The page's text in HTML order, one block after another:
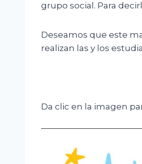
grupo social. Para
Deseamos que este
realizan las y los
Da clic en la imagen